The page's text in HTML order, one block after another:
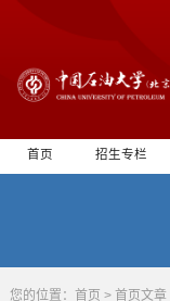
首页 招生专栏
您的位置： 首页 > 首页文章